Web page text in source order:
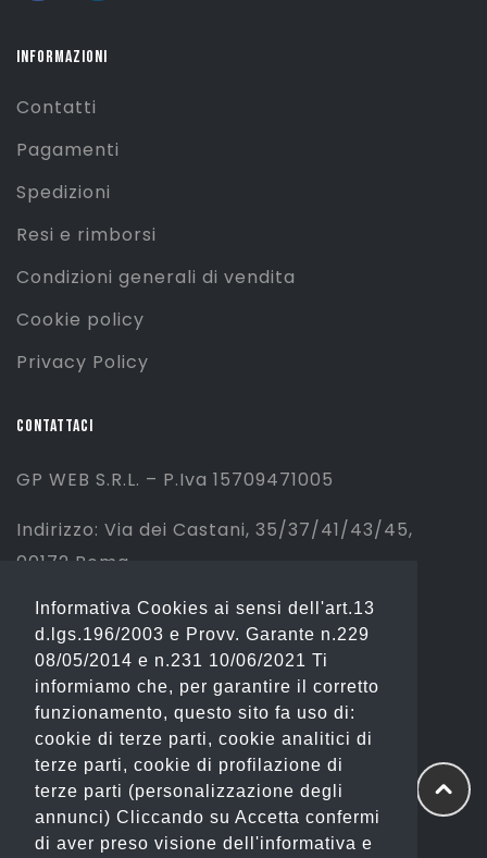
INFORMAZIONI
Contatti
Pagamenti
Spedizioni
Resi e rimborsi
Condizioni generali di vendita
Cookie policy
Privacy Policy
CONTATTACI
GP WEB S.R.L. – P.Iva 15709471005
Indirizzo: Via dei Castani, 35/37/41/43/45,
00172 Roma
Tel: 06 2310844 (Sport) – 06 23234353
(Fashion)
Email: info@gianostore.com
ORARI
Dal Lunedì al Venerdì 09:00-20:00.
Sabato 09:00-13:00 e 16:00-20:00.
Informativa Cookies ai sensi dell'art.13
d.lgs.196/2003 e Provv. Garante n.229
08/05/2014 e n.231 10/06/2021 Ti
informiamo che, per garantire il corretto
funzionamento, questo sito fa uso di:
cookie di terze parti, cookie analitici di
terze parti, cookie di profilazione di
terze parti (personalizzazione degli
annunci) Cliccando su Accetta confermi
di aver preso visione dell'informativa e